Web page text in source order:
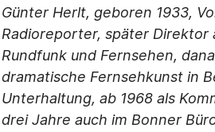
Günter Herlt, geboren 1933,
Radioreporter, später
Rundfunk und Fernsehen,
dramatische Fernsehkunst in
Unterhaltung, ab 1968 als
drei Jahre auch im Bonner